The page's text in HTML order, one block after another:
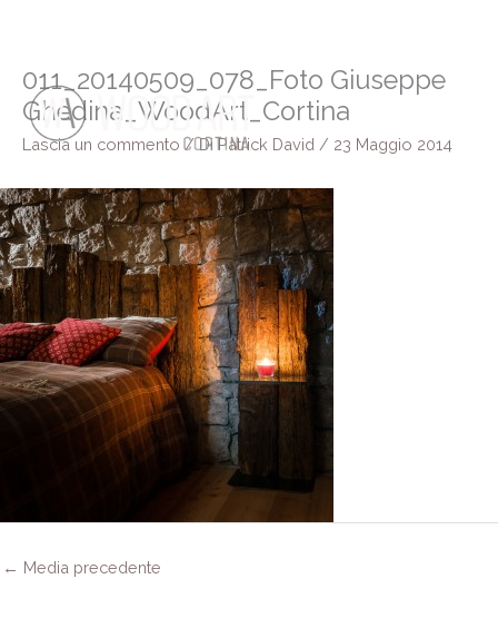
011_20140509_078_Foto Giuseppe
Ghedina_WoodArt_Cortina
Lascia un commento / DiPatrick David / 23 Maggio 2014
← Media precedente